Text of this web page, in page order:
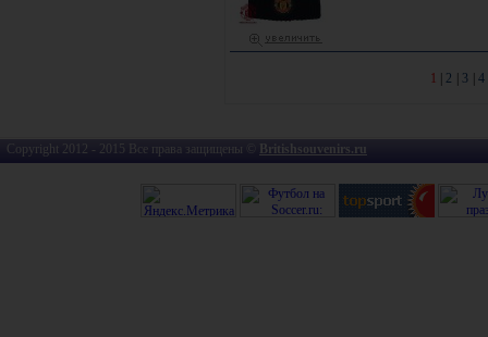
1 2 3 4
Copyright 2012 - 2015 Все права защищены © Britishsouvenirs.ru